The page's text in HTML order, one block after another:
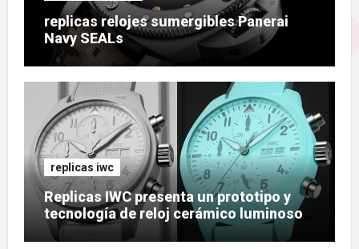
replicas relojes sumergibles Panerai
Navy SEALs
replicas iwc
Replicas IWC presenta un prototipo y
tecnología de reloj cerámico luminoso
Ceralume